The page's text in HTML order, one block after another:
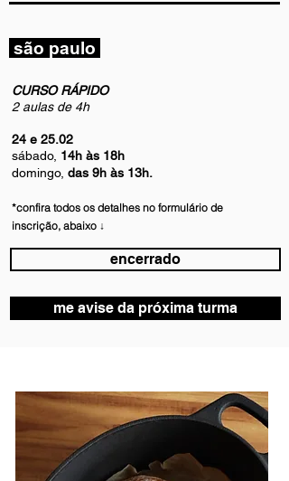
são paulo
CURSO RÁPIDO
2 aulas de 4h
24 e 25.02
sábado, 14h às 18h
domingo, das 9h às 13h.
*confira todos os detalhes no formulário de
inscrição, abaixo ↓
encerrado
me avise da próxima turma